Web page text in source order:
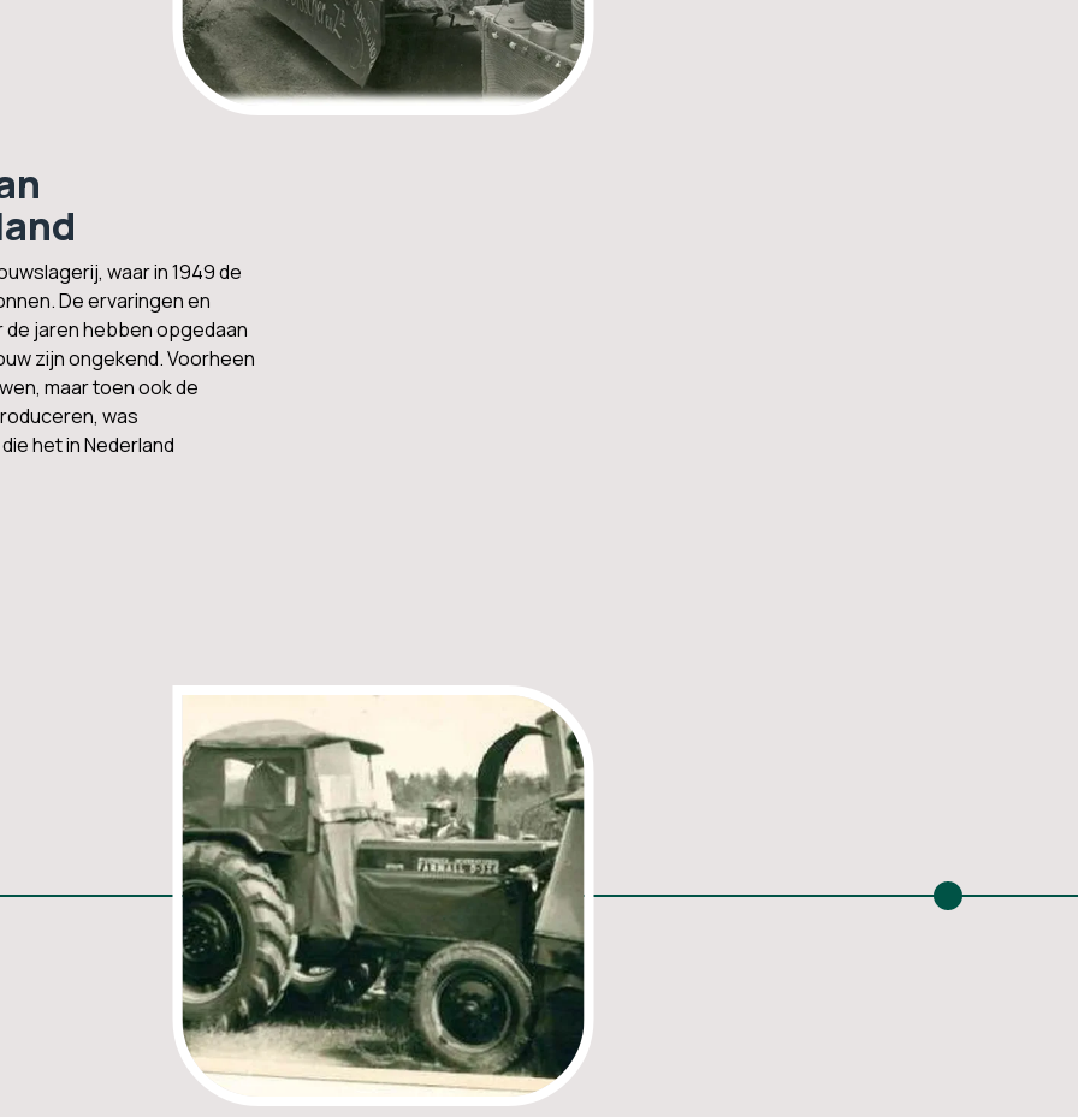
waar in 1949 de
De ervaringen en
jaren hebben opgedaan
zijn ongekend. Voorheen
maar toen ook de
was
het in Nederland